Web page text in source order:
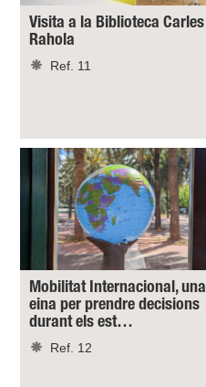
Visita a la Biblioteca Carles
Rahola
Ref. 11
Mobilitat Internacional, una
eina per prendre decisions
durant els est…
Ref. 12